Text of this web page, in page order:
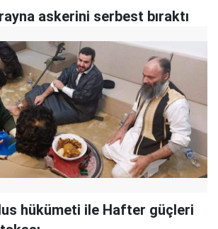
askerini serbest bıraktı
hükümeti ile Hafter güçleri